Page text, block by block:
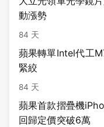
動漲勢
84 天
蘋果轉單Intel代工
緊絞
84 天
蘋果首款摺疊機
回歸定價突破6萬